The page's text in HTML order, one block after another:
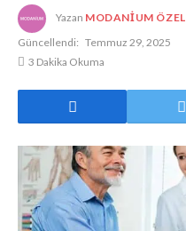
Yazan MODANIUM ÖZEL
Güncellendi: Temmuz 29, 2025
3 Dakika Okuma